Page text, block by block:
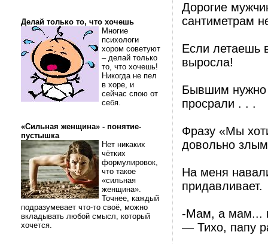
Делай только то, что хочешь
Многие
психологи
хором советуют
– делай только
то, что хочешь!
Никогда не пел
в хоре, и
сейчас спою от
себя.
«Сильная женщина» - понятие-
пустышка
Нет никаких
чётких
формулировок,
что такое
«сильная
женщина».
Точнее, каждый
подразумевает что-то своё, можно
вкладывать любой смысл, который
хочется.
Дорогие
сантиметрам
Если летаешь
выросла!
Бывшим нужно
просрали . . .
Фразу «Мы
довольно
На меня
придавливает.
-Мам, а мам...
— Тихо, папу